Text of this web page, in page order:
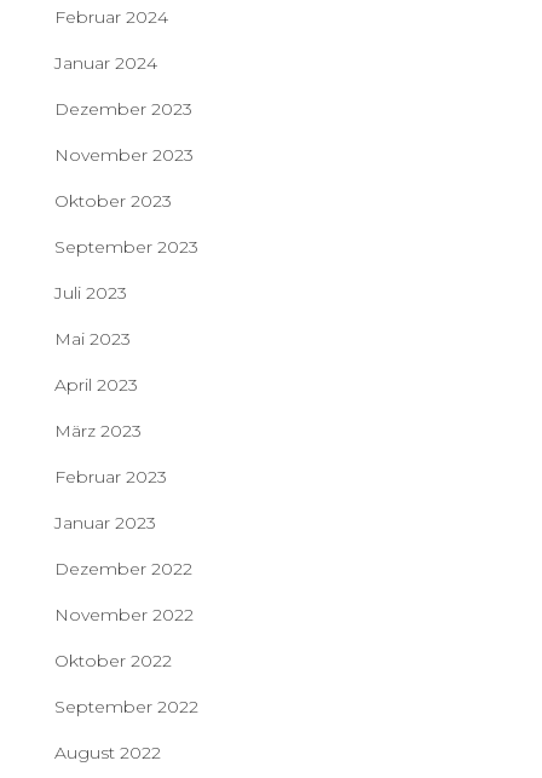
Februar 2024
Januar 2024
Dezember 2023
November 2023
Oktober 2023
September 2023
Juli 2023
Mai 2023
April 2023
März 2023
Februar 2023
Januar 2023
Dezember 2022
November 2022
Oktober 2022
September 2022
August 2022